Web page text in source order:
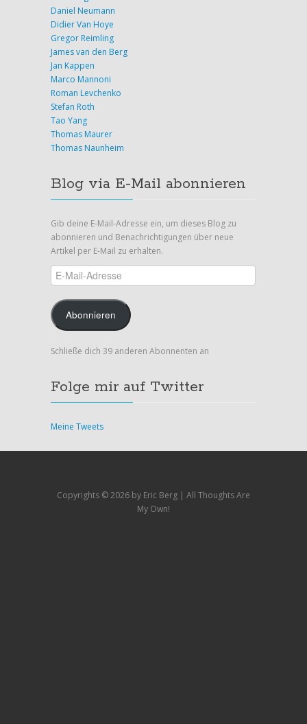
Daniel Neumann
Didier Van Hoye
Gregor Reimling
James van den Berg
Jan Kappen
Marco Mannoni
Roman Levchenko
Stefan Roth
Tao Yang
Thomas Maurer
Thomas Naunheim
Blog via E-Mail abonnieren
Gib deine E-Mail-Adresse ein, um dieses Blog zu
abonnieren und Benachrichtigungen über neue
Artikel per E-Mail zu erhalten.
E-
Mail-
Adresse
Abonnieren
Schließe dich 39 anderen Abonnenten an
Folge mir auf Twitter
Meine Tweets
Copyrights ©2026 by Eric Berg | All Thoughts Are
My Own!